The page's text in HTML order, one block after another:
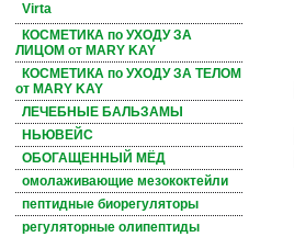
Virta
КОСМЕТИКА по УХОДУ ЗА
ЛИЦОМ от MARY KAY
КОСМЕТИКА по УХОДУ ЗА ТЕЛОМ
от MARY KAY
ЛЕЧЕБНЫЕ БАЛЬЗАМЫ
НЬЮВЕЙС
ОБОГАЩЕННЫЙ МЁД
омолаживающие мезококтейли
пептидные биорегуляторы
регуляторные олипептиды